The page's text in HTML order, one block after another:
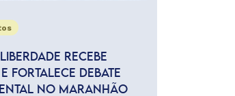
RECEBE
FORTALECE DEBATE
NO MARANHÃO